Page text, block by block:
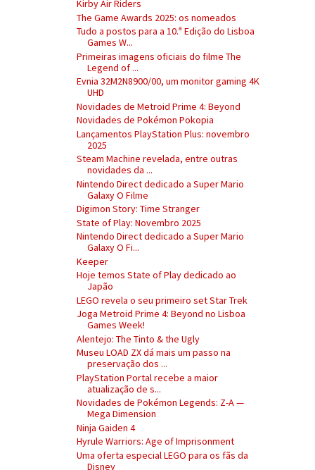
Kirby Air Riders
The Game Awards 2025: os nomeados
Tudo a postos para a 10.ª Edição do Lisboa
Games W...
Primeiras imagens oficiais do filme The
Legend of ...
Evnia 32M2N8900/00, um monitor gaming 4K
UHD
Novidades de Metroid Prime 4: Beyond
Novidades de Pokémon Pokopia
Lançamentos PlayStation Plus: novembro
2025
Steam Machine revelada, entre outras
novidades da ...
Nintendo Direct dedicado a Super Mario
Galaxy O Filme
Digimon Story: Time Stranger
State of Play: Novembro 2025
Nintendo Direct dedicado a Super Mario
Galaxy O Fi...
Keeper
Hoje temos State of Play dedicado ao
Japão
LEGO revela o seu primeiro set Star Trek
Joga Metroid Prime 4: Beyond no Lisboa
Games Week!
Alentejo: The Tinto & the Ugly
Museu LOAD ZX dá mais um passo na
preservação dos ...
PlayStation Portal recebe a maior
atualização de s...
Novidades de Pokémon Legends: Z-A —
Mega Dimension
Ninja Gaiden 4
Hyrule Warriors: Age of Imprisonment
Uma oferta especial LEGO para os fãs da
Disney